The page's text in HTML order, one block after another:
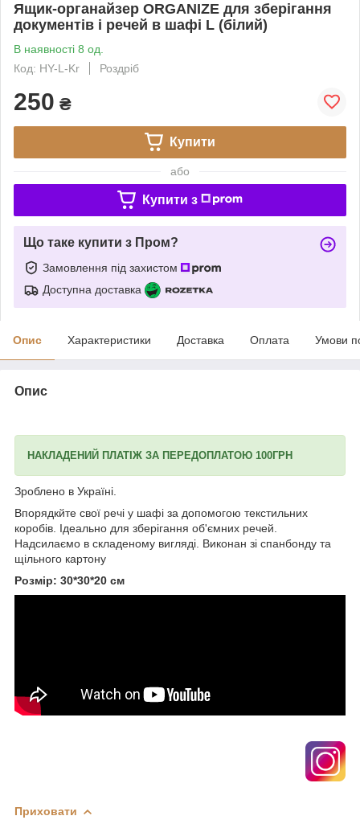
Ящик-органайзер ORGANIZE для зберігання
документів і речей в шафі L (білий)
В наявності 8 од.
Код: HY-L-Kr
Роздріб
250 ₴
Купити
або
Купити з
Що таке купити з Пром?
Замовлення під захистом
Доступна доставка
Опис Характеристики Доставка Оплата Умови
Опис
НАКЛАДЕНИЙ ПЛАТІЖ ЗА ПЕРЕДОПЛАТОЮ 100ГРН
Зроблено в Україні.
Впорядкйте свої речі у шафі за допомогою текстильних
коробів. Ідеально для зберігання об'ємних речей.
Надсилаємо в складеному вигляді. Виконан зі спанбонду та
щільного картону
Розмір: 30*30*20 см
Приховати